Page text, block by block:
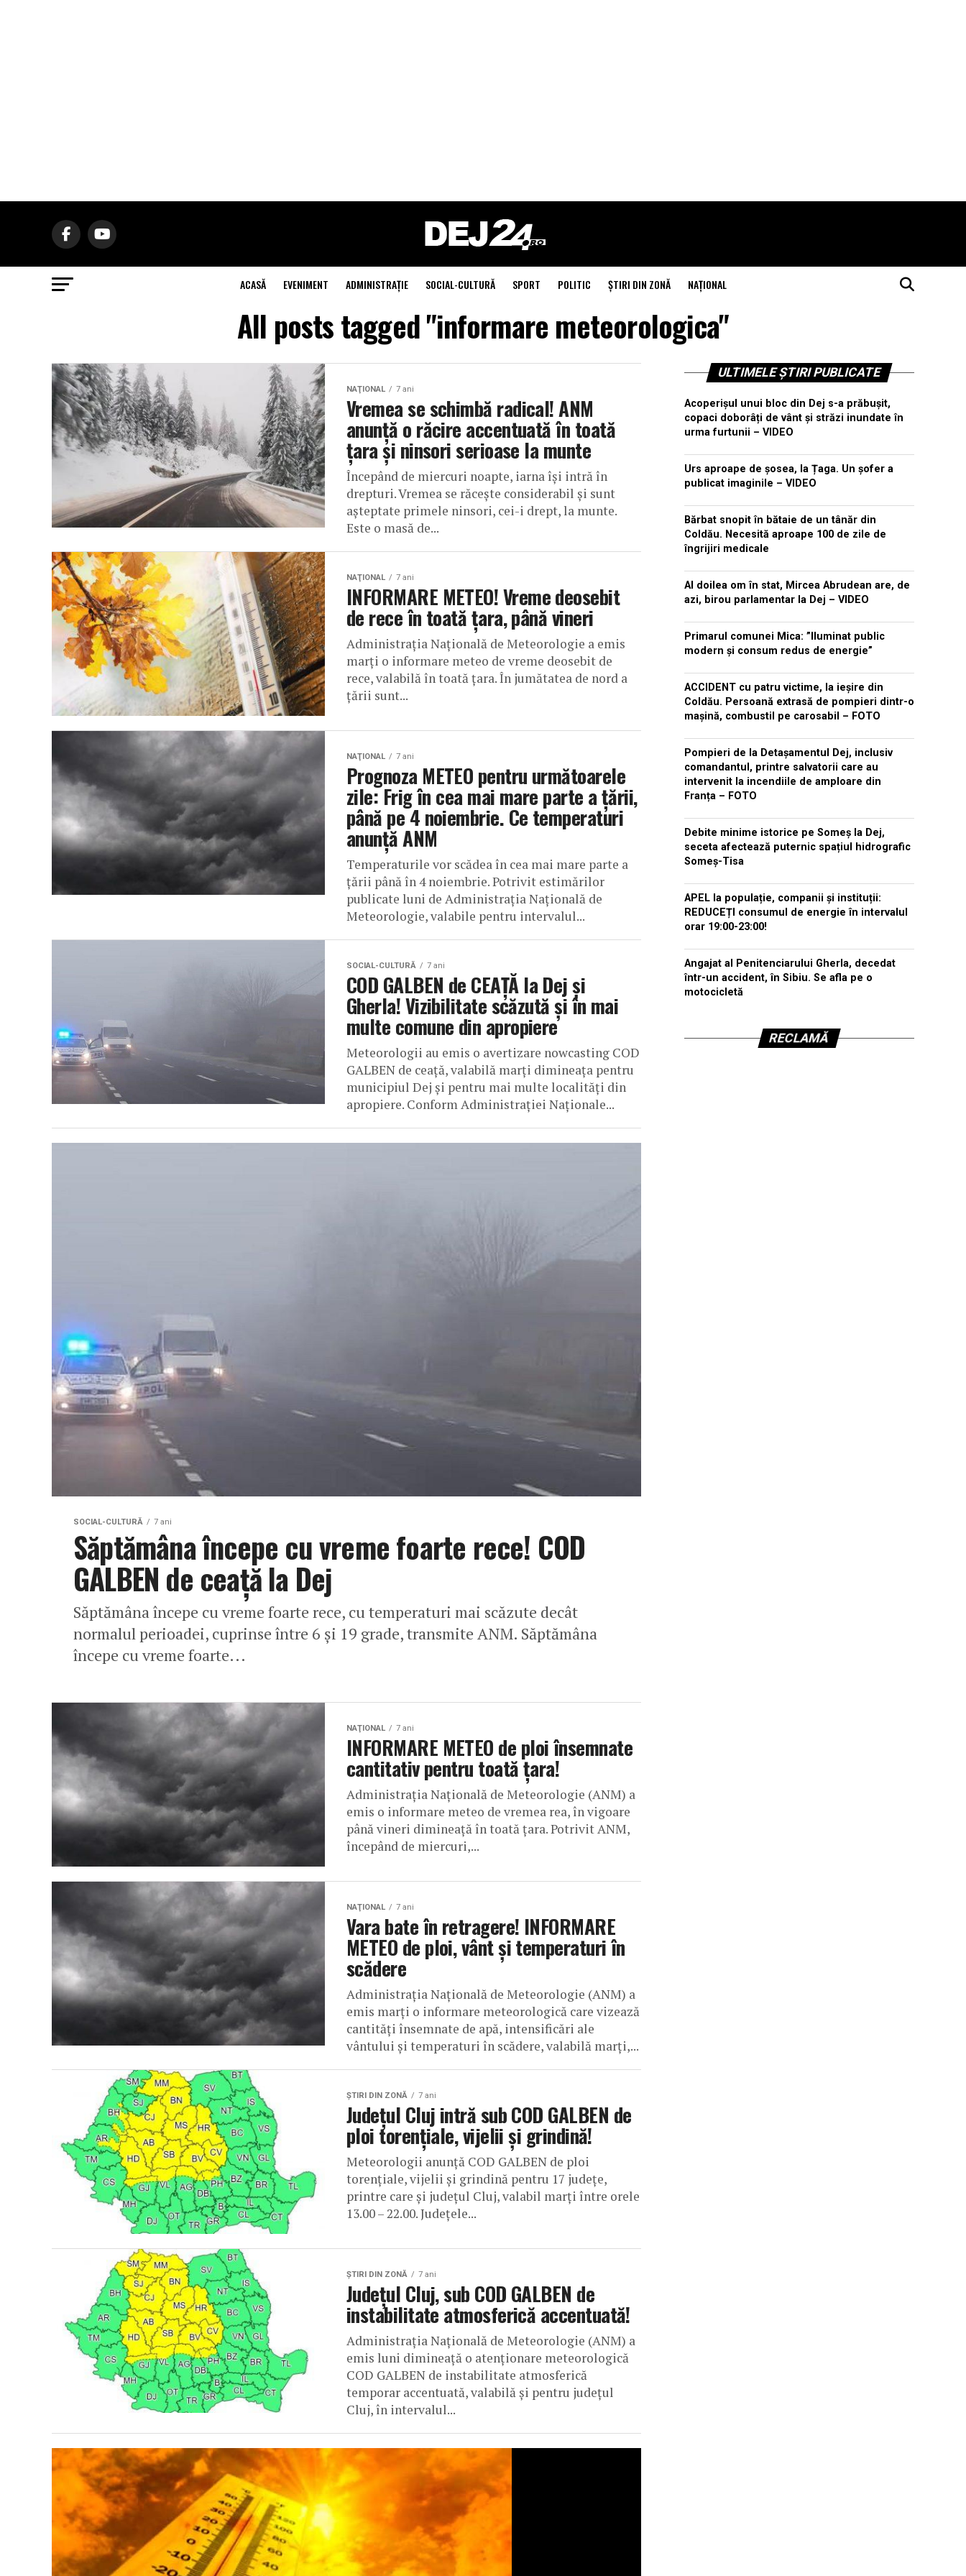
ACASĂ EVENIMENT ADMINISTRAŢIE SOCIAL-CULTURĂ SPORT POLITIC ŞTIRI DIN ZONĂ NAŢIONAL
All posts tagged "informare meteorologica"
NAŢIONAL 7 ani
Vremea se schimbă radical! ANM
anunță o răcire accentuată în toată
țara și ninsori serioase la munte
Începând de miercuri noapte, iarna își intră în
drepturi. Vremea se răcește considerabil și sunt
așteptate primele ninsori, cei-i drept, la munte.
Este o masă de...
NAŢIONAL 7 ani
INFORMARE METEO! Vreme deosebit
de rece în toată ţara, până vineri
Administraţia Naţională de Meteorologie a emis
marţi o informare meteo de vreme deosebit de
rece, valabilă în toată ţara. În jumătatea de nord a
ţării sunt...
NAŢIONAL 7 ani
Prognoza METEO pentru următoarele
zile: Frig în cea mai mare parte a ţării,
până pe 4 noiembrie. Ce temperaturi
anunţă ANM
Temperaturile vor scădea în cea mai mare parte a
ţării până în 4 noiembrie. Potrivit estimărilor
publicate luni de Administraţia Naţională de
Meteorologie, valabile pentru intervalul...
SOCIAL-CULTURĂ 7 ani
COD GALBEN de CEAȚĂ la Dej și
Gherla! Vizibilitate scăzută și în mai
multe comune din apropiere
Meteorologii au emis o avertizare nowcasting COD
GALBEN de ceaţă, valabilă marți dimineața pentru
municipiul Dej și pentru mai multe localități din
apropiere. Conform Administraţiei Naţionale...
SOCIAL-CULTURĂ 7 ani
Săptămâna începe cu vreme foarte rece! COD
GALBEN de ceață la Dej
Săptămâna începe cu vreme foarte rece, cu temperaturi mai scăzute decât
normalul perioadei, cuprinse între 6 şi 19 grade, transmite ANM. Săptămâna
începe cu vreme foarte...
NAŢIONAL 7 ani
INFORMARE METEO de ploi însemnate
cantitativ pentru toată țara!
Administrația Națională de Meteorologie (ANM) a
emis o informare meteo de vremea rea, în vigoare
până vineri dimineaţă în toată ţara. Potrivit ANM,
începând de miercuri,...
NAŢIONAL 7 ani
Vara bate în retragere! INFORMARE
METEO de ploi, vânt și temperaturi în
scădere
Administraţia Naţională de Meteorologie (ANM) a
emis marți o informare meteorologică care vizează
cantități însemnate de apă, intensificări ale
vântului și temperaturi în scădere, valabilă marți,...
ŞTIRI DIN ZONĂ 7 ani
Județul Cluj intră sub COD GALBEN de
ploi torențiale, vijelii și grindină!
Meteorologii anunţă COD GALBEN de ploi
torenţiale, vijelii şi grindină pentru 17 judeţe,
printre care și județul Cluj, valabil marţi între orele
13.00 – 22.00. Judeţele...
ŞTIRI DIN ZONĂ 7 ani
Județul Cluj, sub COD GALBEN de
instabilitate atmosferică accentuată!
Administrația Națională de Meteorologie (ANM) a
emis luni dimineață o atenționare meteorologică
COD GALBEN de instabilitate atmosferică
temporar accentuată, valabilă și pentru județul
Cluj, în intervalul...
ULTIMELE ȘTIRI PUBLICATE
Acoperișul unui bloc din Dej s-a prăbușit,
copaci doborâți de vânt și străzi inundate în
urma furtunii – VIDEO
Urs aproape de șosea, la Țaga. Un șofer a
publicat imaginile – VIDEO
Bărbat snopit în bătaie de un tânăr din
Coldău. Necesită aproape 100 de zile de
îngrijiri medicale
Al doilea om în stat, Mircea Abrudean are, de
azi, birou parlamentar la Dej – VIDEO
Primarul comunei Mica: ”Iluminat public
modern și consum redus de energie”
ACCIDENT cu patru victime, la ieșire din
Coldău. Persoană extrasă de pompieri dintr-o
mașină, combustil pe carosabil – FOTO
Pompieri de la Detașamentul Dej, inclusiv
comandantul, printre salvatorii care au
intervenit la incendiile de amploare din
Franța – FOTO
Debite minime istorice pe Someș la Dej,
seceta afectează puternic spațiul hidrografic
Someș-Tisa
APEL la populație, companii și instituții:
REDUCEȚI consumul de energie în intervalul
orar 19:00-23:00!
Angajat al Penitenciarului Gherla, decedat
într-un accident, în Sibiu. Se afla pe o
motocicletă
RECLAMĂ